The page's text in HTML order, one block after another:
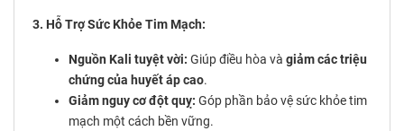
3. Hỗ Trợ Sức Khỏe Tim Mạch:
Nguồn Kali tuyệt vời: Giúp điều hòa và giảm các triệu
chứng của huyết áp cao.
Giảm nguy cơ đột quỵ: Góp phần bảo vệ sức khỏe tim
mạch một cách bền vững.